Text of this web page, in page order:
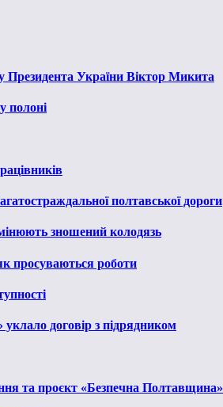
Президента України Віктор Микита
полоні
полтавської дороги
зношений колодязь
просуваються роботи
договір з підрядником
та проєкт «Безпечна Полтавщина»